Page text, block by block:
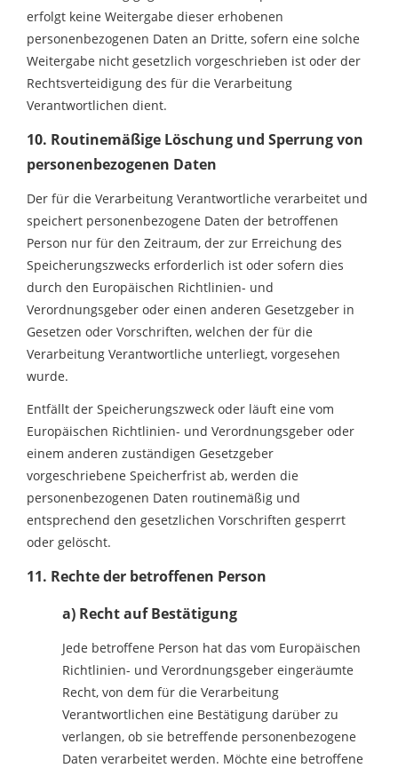
erfolgt keine Weitergabe dieser erhobenen
personenbezogenen Daten an Dritte, sofern eine solche
Weitergabe nicht gesetzlich vorgeschrieben ist oder der
Rechtsverteidigung des für die Verarbeitung
Verantwortlichen dient.
10. Routinemäßige Löschung und Sperrung von
personenbezogenen Daten
Der für die Verarbeitung Verantwortliche verarbeitet und
speichert personenbezogene Daten der betroffenen
Person nur für den Zeitraum, der zur Erreichung des
Speicherungszwecks erforderlich ist oder sofern dies
durch den Europäischen Richtlinien- und
Verordnungsgeber oder einen anderen Gesetzgeber in
Gesetzen oder Vorschriften, welchen der für die
Verarbeitung Verantwortliche unterliegt, vorgesehen
wurde.
Entfällt der Speicherungszweck oder läuft eine vom
Europäischen Richtlinien- und Verordnungsgeber oder
einem anderen zuständigen Gesetzgeber
vorgeschriebene Speicherfrist ab, werden die
personenbezogenen Daten routinemäßig und
entsprechend den gesetzlichen Vorschriften gesperrt
oder gelöscht.
11. Rechte der betroffenen Person
a) Recht auf Bestätigung
Jede betroffene Person hat das vom Europäischen
Richtlinien- und Verordnungsgeber eingeräumte
Recht, von dem für die Verarbeitung
Verantwortlichen eine Bestätigung darüber zu
verlangen, ob sie betreffende personenbezogene
Daten verarbeitet werden. Möchte eine betroffene